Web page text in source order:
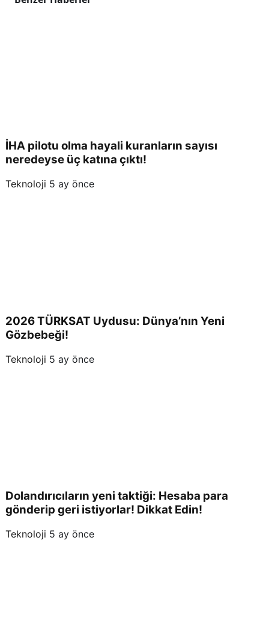
İHA pilotu olma hayali kuranların sayısı
neredeyse üç katına çıktı!
Teknoloji 5 ay önce
2026 TÜRKSAT Uydusu: Dünya’nın Yeni
Gözbebeği!
Teknoloji 5 ay önce
Dolandırıcıların yeni taktiği: Hesaba para
gönderip geri istiyorlar! Dikkat Edin!
Teknoloji 5 ay önce